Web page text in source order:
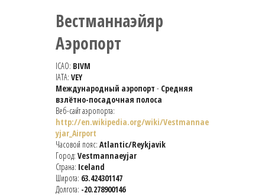
Вестманнаэйяр
Аэропорт
ICAO: BIVM
IATA: VEY
Международный аэропорт - Средняя
взлётно-посадочная полоса
Веб-сайт аэропорта:
http://en.wikipedia.org/wiki/Vestmannae
yjar_Airport
Часовой пояс: Atlantic/Reykjavik
Город: Vestmannaeyjar
Страна: Iceland
Широта: 63.424301147
Долгота: -20.278900146